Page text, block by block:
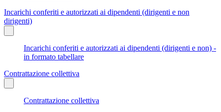
Incarichi conferiti e autorizzati ai dipendenti (dirigenti e non
dirigenti)
Incarichi conferiti e autorizzati ai dipendenti (dirigenti e non) -
in formato tabellare
Contrattazione collettiva
Contrattazione collettiva